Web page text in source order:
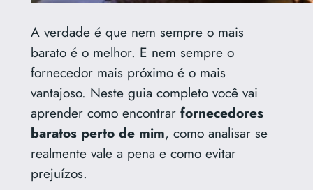
A verdade é que nem sempre o mais
barato é o melhor. E nem sempre o
fornecedor mais próximo é o mais
vantajoso. Neste guia completo você vai
aprender como encontrar fornecedores
baratos perto de mim, como analisar se
realmente vale a pena e como evitar
prejuízos.